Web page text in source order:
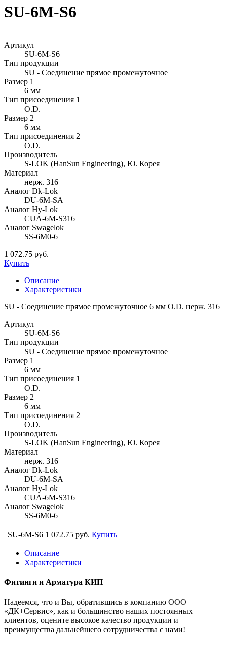
SU-6M-S6
Артикул
SU-6M-S6
Тип продукции
SU - Соединение прямое промежуточное
Размер 1
6 мм
Тип присоединения 1
O.D.
Размер 2
6 мм
Тип присоединения 2
O.D.
Производитель
S-LOK (HanSun Engineering), Ю. Корея
Материал
нерж. 316
Аналог Dk-Lok
DU-6M-SA
Аналог Hy-Lok
CUA-6M-S316
Аналог Swagelok
SS-6M0-6
1 072.75 руб.
Купить
Описание
Характеристики
SU - Соединение прямое промежуточное 6 мм O.D. нерж. 316
Артикул
SU-6M-S6
Тип продукции
SU - Соединение прямое промежуточное
Размер 1
6 мм
Тип присоединения 1
O.D.
Размер 2
6 мм
Тип присоединения 2
O.D.
Производитель
S-LOK (HanSun Engineering), Ю. Корея
Материал
нерж. 316
Аналог Dk-Lok
DU-6M-SA
Аналог Hy-Lok
CUA-6M-S316
Аналог Swagelok
SS-6M0-6
SU-6M-S6 1 072.75 руб. Купить
Описание
Характеристики
Фитинги и Арматура КИП
Надеемся, что и Вы, обратившись в компанию ООО
«ДК+Сервис», как и большинство наших постоянных
клиентов, оцените высокое качество продукции и
преимущества дальнейшего сотрудничества с нами!